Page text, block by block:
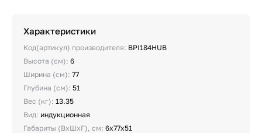
Характеристики
Код(артикул) производителя: BPI184HUB
Высота (см): 6
Ширина (см): 77
Глубина (см): 51
Вес (кг): 13.35
Вид: индукционная
Габариты (ВхШхГ), см: 6x77x51